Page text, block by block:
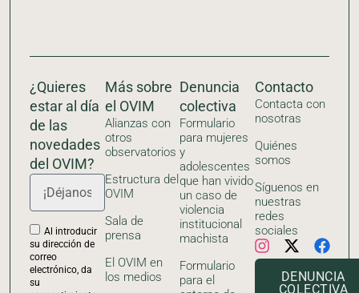
¿Quieres
estar al día
de las
novedades
del OVIM?
Al introducir
su dirección de
correo
electrónico, da
su
Más sobre
el OVIM
Alianzas con
otros
observatorios
Estructura del
OVIM
Sala de
prensa
El OVIM en
los medios
Denuncia
colectiva
Formulario
para mujeres
y
adolescentes
que han vivido
un caso de
violencia
institucional
machista
Formulario
para el
Contacto
Contacta con
nosotras
Quiénes
somos
Síguenos en
nuestras
redes
sociales
DENUNCIA
COLECTIVA